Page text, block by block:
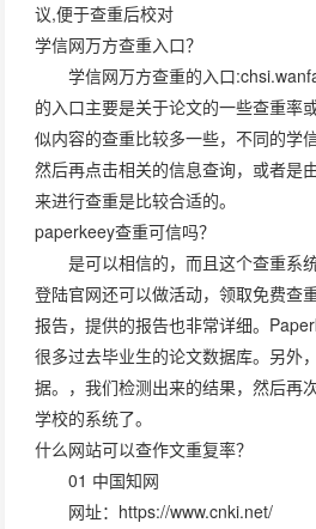
议,便于查重后校对
学信网万方查重入口？
学信网万方查重的入口
的入口主要是关于论文的一些查重率
似内容的查重比较多一些，不同的学
然后再点击相关的信息查询，或者是
来进行查重是比较合适的。
paperkeey查重可信吗？
是可以相信的，而且这个查重系
登陆官网还可以做活动，领取免费查
报告，提供的报告也非常详细。
很多过去毕业生的论文数据库。另外
据。，我们检测出来的结果，然后再
学校的系统了。
什么网站可以查作文重复率？
01 中国知网
网址：https://www.cnki.net/